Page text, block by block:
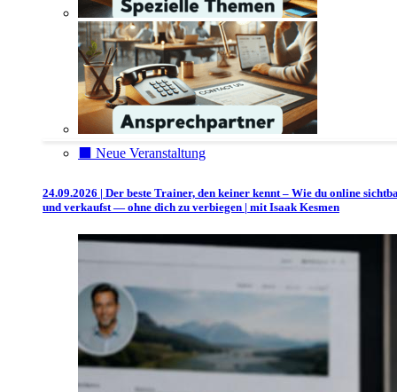
⬛️ Neue Veranstaltung
24.09.2026 | Der beste Trainer, den keiner kennt – Wie du online
und verkaufst — ohne dich zu verbiegen | mit Isaak Kesmen